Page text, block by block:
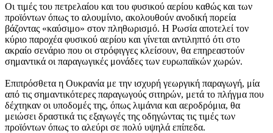
Οι τιμές του πετρελαίου και του φυσικού αερίου καθώς και των
προϊόντων όπως το αλουμίνιο, ακολουθούν ανοδική πορεία
βάζοντας «καύσιμο» στον πληθωρισμό. Η Ρωσία αποτελεί τον
κύριο παροχέα φυσικού αερίου και γίνεται αντιληπτό ότι στο
ακραίο σενάριο που οι στρόφιγγες κλείσουν, θα επηρεαστούν
σημαντικά οι παραγωγικές μονάδες των ευρωπαϊκών χωρών.
Επιπρόσθετα η Ουκρανία με την ισχυρή γεωργική παραγωγή, μία
από τις σημαντικότερες παραγωγούς σιτηρών, μετά το πλήγμα που
δέχτηκαν οι υποδομές της, όπως λιμάνια και αεροδρόμια, θα
μειώσει δραστικά τις εξαγωγές της οδηγώντας τις τιμές των
προϊόντων όπως το αλεύρι σε πολύ υψηλά επίπεδα.